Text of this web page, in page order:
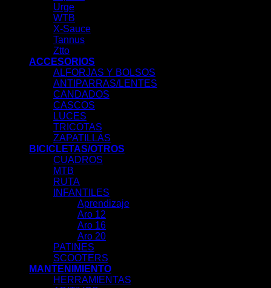
Urge
WTB
X-Sauce
Tannus
Ztto
ACCESORIOS
ALFORJAS Y BOLSOS
ANTIPARRAS/LENTES
CANDADOS
CASCOS
LUCES
TRICOTAS
ZAPATILLAS
BICICLETAS/OTROS
CUADROS
MTB
RUTA
INFANTILES
Aprendizaje
Aro 12
Aro 16
Aro 20
PATINES
SCOOTERS
MANTENIMIENTO
HERRAMIENTAS